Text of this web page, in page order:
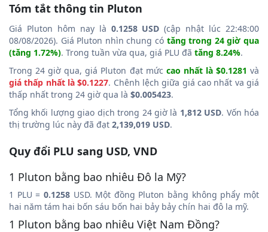
Tóm tắt thông tin Pluton
Giá Pluton hôm nay là 0.1258 USD (cập nhật lúc 22:48:00
08/08/2026). Giá Pluton nhìn chung có tăng trong 24 giờ qua
(tăng 1.72%). Trong tuần vừa qua, giá PLU đã tăng 8.24%.
Trong 24 giờ qua, giá Pluton đạt mức cao nhất là $0.1281 và
giá thấp nhất là $0.1227. Chênh lệch giữa giá cao nhất va giá
thấp nhất trong 24 giờ qua là $0.005423.
Tổng khối lượng giao dịch trong 24 giờ là 1,812 USD. Vốn hóa
thị trường lúc này đã đạt 2,139,019 USD.
Quy đổi PLU sang USD, VND
1 Pluton bằng bao nhiêu Đô la Mỹ?
1 PLU = 0.1258USD. Một đồng Pluton bằng không phẩy một
hai năm tám hai bốn sáu bốn hai bảy bảy chín hai đô la mỹ.
1 Pluton bằng bao nhiêu Việt Nam Đồng?